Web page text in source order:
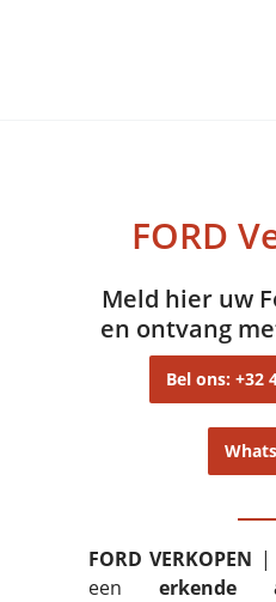
FORD
Meld hier uw
en ontvang
Bel ons: +32
FORD VERKOPEN |
een erkende